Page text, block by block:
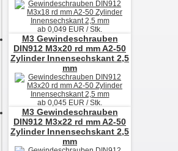
ab 0,049 EUR / Stk.
M3Gewindeschrauben
DIN912 M3x20 rd mm A2-50
Zylinder Innensechskant 2,5
mm
ab 0,045 EUR / Stk.
M3Gewindeschrauben
DIN912 M3x22 rd mm A2-50
Zylinder Innensechskant 2,5
mm